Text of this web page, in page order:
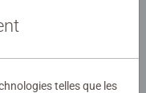
« Jurassic
telles que les